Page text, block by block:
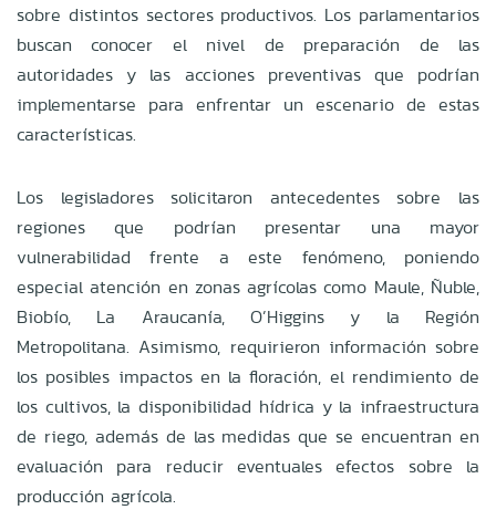
sobre distintos sectores productivos. Los parlamentarios
buscan conocer el nivel de preparación de las
autoridades y las acciones preventivas que podrían
implementarse para enfrentar un escenario de estas
características.
Los legisladores solicitaron antecedentes sobre las
regiones que podrían presentar una mayor
vulnerabilidad frente a este fenómeno, poniendo
especial atención en zonas agrícolas como Maule, Ñuble,
Biobío, La Araucanía, O’Higgins y la Región
Metropolitana. Asimismo, requirieron información sobre
los posibles impactos en la floración, el rendimiento de
los cultivos, la disponibilidad hídrica y la infraestructura
de riego, además de las medidas que se encuentran en
evaluación para reducir eventuales efectos sobre la
producción agrícola.